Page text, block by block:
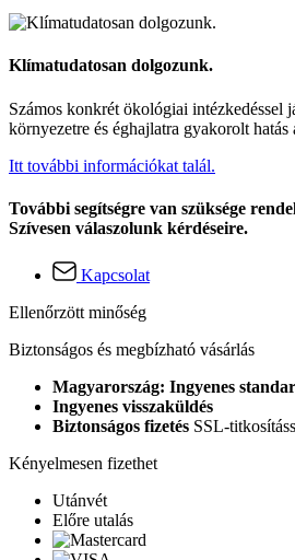
Klímatudatosan dolgozunk.
Számos konkrét ökológiai intézkedéssel
környezetre és éghajlatra gyakorolt
Itt további információkat talál.
További segítségre van szüksége
Szívesen válaszolunk kérdéseire.
Kapcsolat
Ellenőrzött minőség
Biztonságos és megbízható vásárlás
Magyarország: Ingyenes
Ingyenes visszaküldés
Biztonságos fizetés SSL-
Kényelmesen fizethet
Utánvét
Előre utalás